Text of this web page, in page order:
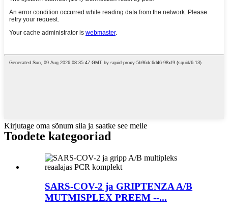
Kirjutage oma sõnum siia ja saatke see meile
Toodete kategooriad
SARS-COV-2 ja GRIPTENZA A/B
MUTMISPLEX PREEM --...